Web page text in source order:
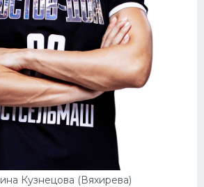
Кузнецова (Вяхирева)